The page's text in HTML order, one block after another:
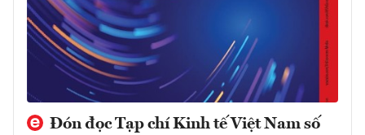
Đón đọc Tạp chí Kinh tế Việt Nam số